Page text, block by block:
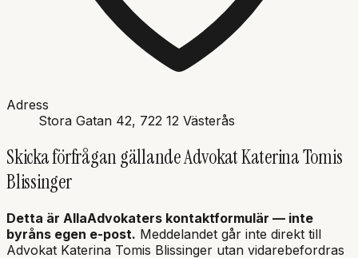
Adress
Stora Gatan 42, 722 12 Västerås
Skicka förfrågan gällandeAdvokat Katerina Tomis
Blissinger
Detta är AllaAdvokaters kontaktformulär — inte
byråns egen e-post. Meddelandet går inte direkt till
Advokat Katerina Tomis Blissinger utan vidarebefordras